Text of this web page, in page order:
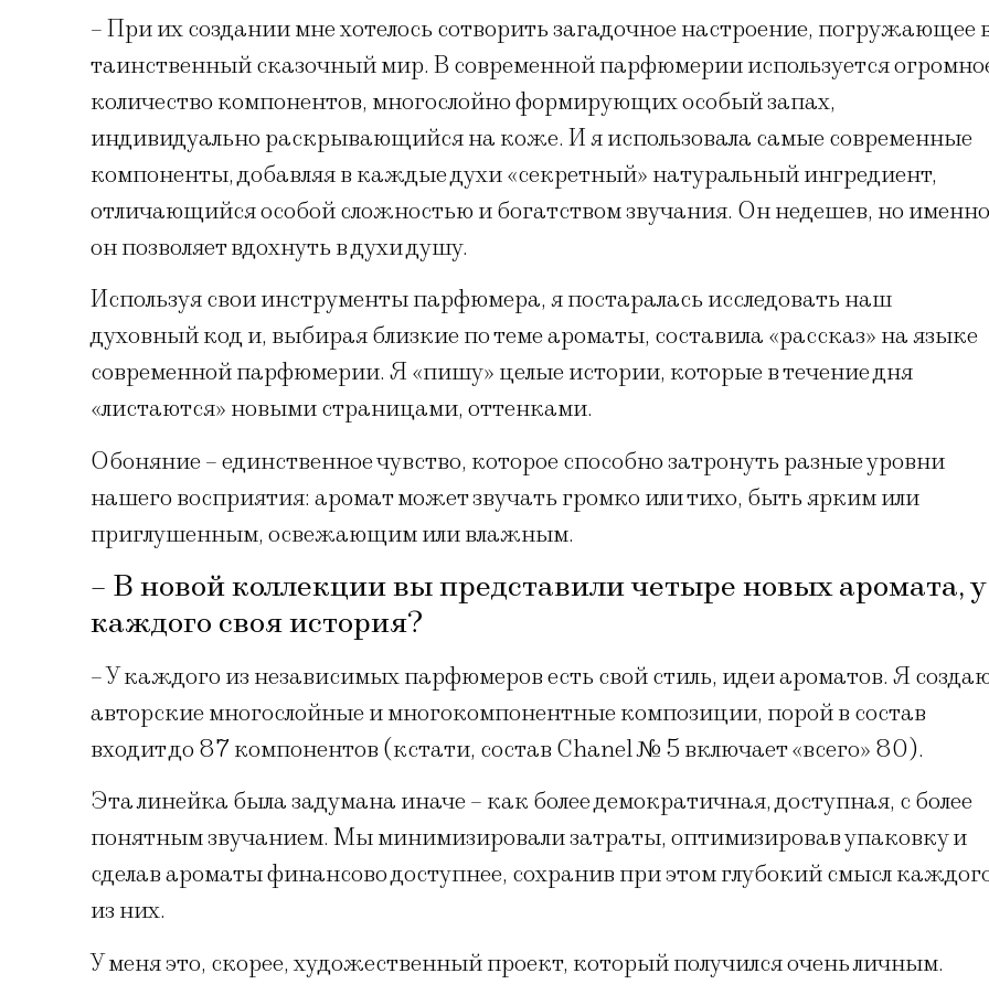
– При их создании мне хотелось сотворить загадочное настроение, погружающее
таинственный сказочный мир. В современной парфюмерии используется
количество компонентов, многослойно формирующих особый запах,
индивидуально раскрывающийся на коже. И я использовала самые современные
компоненты, добавляя в каждые духи «секретный» натуральный ингредиент,
отличающийся особой сложностью и богатством звучания. Он недешев, но именно
он позволяет вдохнуть в духи душу.
Используя свои инструменты парфюмера, я постаралась исследовать наш
духовный код и, выбирая близкие по теме ароматы, составила «рассказ» на языке
современной парфюмерии. Я «пишу» целые истории, которые в течение дня
«листаются» новыми страницами, оттенками.
Обоняние – единственное чувство, которое способно затронуть разные уровни
нашего восприятия: аромат может звучать громко или тихо, быть ярким или
приглушенным, освежающим или влажным.
– В новой коллекции вы представили четыре новых аромата, у
каждого своя история?
– У каждого из независимых парфюмеров есть свой стиль, идеи ароматов. Я
авторские многослойные и многокомпонентные композиции, порой в состав
входит до 87 компонентов (кстати, состав Chanel № 5 включает «всего» 80).
Эта линейка была задумана иначе – как более демократичная, доступная, с более
понятным звучанием. Мы минимизировали затраты, оптимизировав упаковку и
сделав ароматы финансово доступнее, сохранив при этом глубокий смысл
из них.
У меня это, скорее, художественный проект, который получился очень личным.